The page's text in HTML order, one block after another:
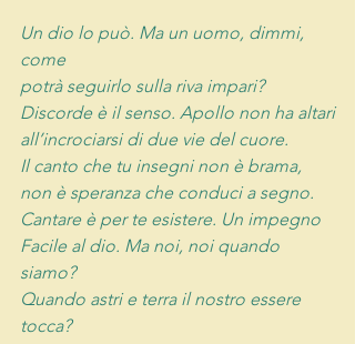
Un dio lo può. Ma un uomo, dimmi,
come
potrà seguirlo sulla riva impari?
Discorde è il senso. Apollo non ha altari
all’incrociarsi di due vie del cuore.
Il canto che tu insegni non è brama,
non è speranza che conduci a segno.
Cantare è per te esistere. Un impegno
Facile al dio. Ma noi, noi quando
siamo?
Quando astri e terra il nostro essere
tocca?